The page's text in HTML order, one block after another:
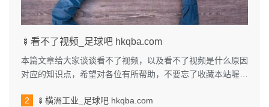
🍢看不了视频_足球吧 hkqba.com
本篇文章给大家谈谈看不了视频，以及看不了视频是什么原因
对应的知识点，希望对各位有所帮助，不要忘了收藏本站喔。
🍢横洲工业_足球吧 hkqba.com